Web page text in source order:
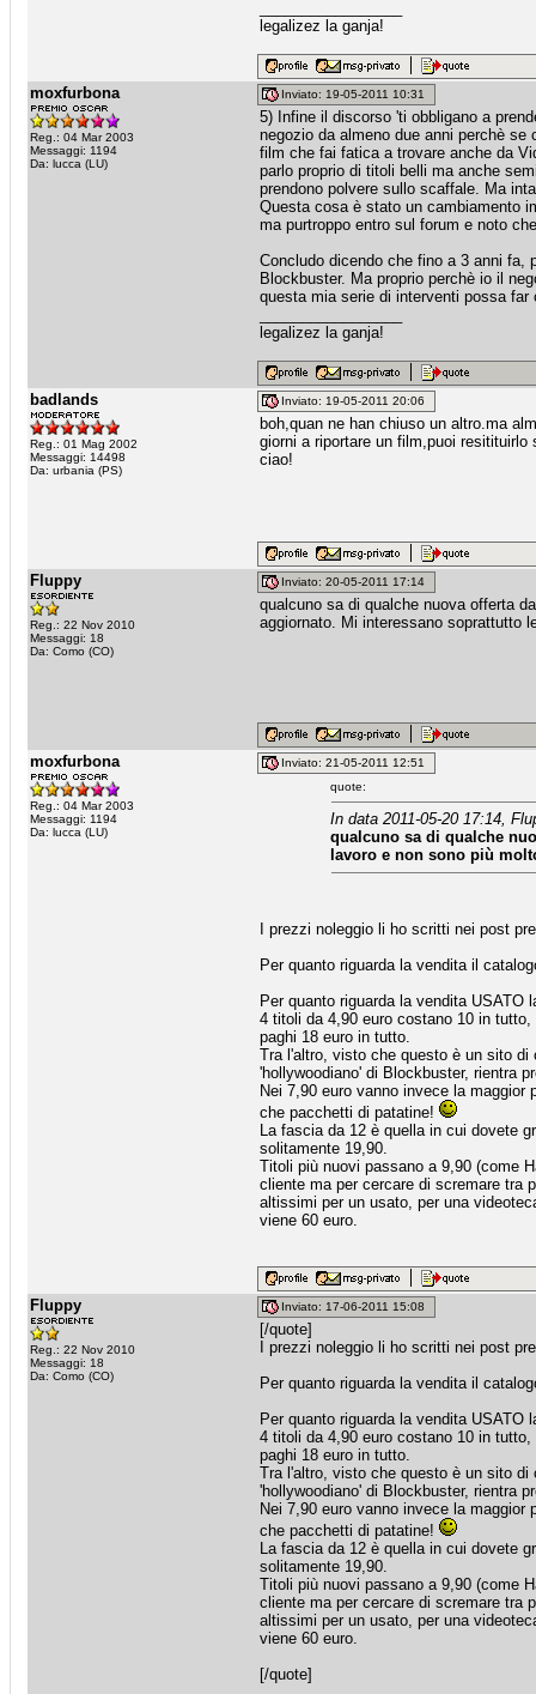
legalizez la ganja!
moxfurbona
Reg.: 04 Mar 2003
Messaggi: 1194
Da: lucca (LU)
Inviato: 19-05-2011 10:31
5) Infine il discorso 'ti obbligano a
negozio da almeno due anni perchè
film che fai fatica a trovare anche da
parlo proprio di titoli belli ma anche
prendono polvere sullo scaffale. Ma
Questa cosa è stato un cambiamento
ma purtroppo entro sul forum e noto
Concludo dicendo che fino a 3 anni fa,
Blockbuster. Ma proprio perchè io il
questa mia serie di interventi possa far
legalizez la ganja!
badlands
Reg.: 01 Mag 2002
Messaggi: 14498
Da: urbania (PS)
Inviato: 19-05-2011 20:06
boh,quan ne han chiuso un altro.ma
giorni a riportare un film,puoi
ciao!
Fluppy
Reg.: 22 Nov 2010
Messaggi: 18
Da: Como (CO)
Inviato: 20-05-2011 17:14
qualcuno sa di qualche nuova offerta
aggiornato. Mi interessano soprattutto
moxfurbona
Reg.: 04 Mar 2003
Messaggi: 1194
Da: lucca (LU)
Inviato: 21-05-2011 12:51
quote:
In data 2011-05-20 17:14,
qualcuno sa di qualche
lavoro e non sono più
I prezzi noleggio li ho scritti nei post
Per quanto riguarda la vendita il
Per quanto riguarda la vendita USATO
4 titoli da 4,90 euro costano 10 in
paghi 18 euro in tutto.
Tra l'altro, visto che questo è un sito
'hollywoodiano' di Blockbuster, rientra
Nei 7,90 euro vanno invece la
che pacchetti di patatine!
La fascia da 12 è quella in cui dovete
solitamente 19,90.
Titoli più nuovi passano a 9,90 (come
cliente ma per cercare di scremare tra
altissimi per un usato, per una
viene 60 euro.
Fluppy
Reg.: 22 Nov 2010
Messaggi: 18
Da: Como (CO)
Inviato: 17-06-2011 15:08
[/quote]
I prezzi noleggio li ho scritti nei post
Per quanto riguarda la vendita il
Per quanto riguarda la vendita USATO
4 titoli da 4,90 euro costano 10 in
paghi 18 euro in tutto.
Tra l'altro, visto che questo è un sito
'hollywoodiano' di Blockbuster, rientra
Nei 7,90 euro vanno invece la
che pacchetti di patatine!
La fascia da 12 è quella in cui dovete
solitamente 19,90.
Titoli più nuovi passano a 9,90 (come
cliente ma per cercare di scremare tra
altissimi per un usato, per una
viene 60 euro.
[/quote]